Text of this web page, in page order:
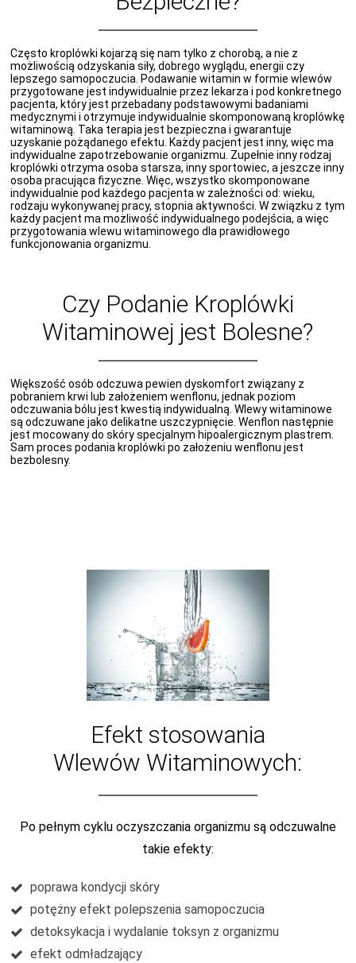
Często kroplówki kojarzą się nam tylko z chorobą, a nie z
możliwością odzyskania siły, dobrego wyglądu, energii czy
lepszego samopoczucia. Podawanie witamin w formie wlewów
przygotowane jest indywidualnie przez lekarza i pod konkretnego
pacjenta, który jest przebadany podstawowymi badaniami
medycznymi i otrzymuje indywidualnie skomponowaną kroplówkę
witaminową. Taka terapia jest bezpieczna i gwarantuje
uzyskanie pożądanego efektu. Każdy pacjent jest inny, więc ma
indywidualne zapotrzebowanie organizmu. Zupełnie inny rodzaj
kroplówki otrzyma osoba starsza, inny sportowiec, a jeszcze inny
osoba pracująca fizyczne. Więc, wszystko skomponowane
indywidualnie pod każdego pacjenta w zależności od: wieku,
rodzaju wykonywanej pracy, stopnia aktywności. W związku z tym
każdy pacjent ma możliwość indywidualnego podejścia, a więc
przygotowania wlewu witaminowego dla prawidłowego
funkcjonowania organizmu.
Czy Podanie Kroplówki
Witaminowej jest Bolesne?
Większość osób odczuwa pewien dyskomfort związany z
pobraniem krwi lub założeniem wenflonu, jednak poziom
odczuwania bólu jest kwestią indywidualną. Wlewy witaminowe
są odczuwane jako delikatne uszczypnięcie. Wenflon następnie
jest mocowany do skóry specjalnym hipoalergicznym plastrem.
Sam proces podania kroplówki po założeniu wenflonu jest
bezbolesny.
Efekt stosowania
Wlewów Witaminowych:
Po pełnym cyklu oczyszczania organizmu są odczuwalne
takie efekty:
poprawa kondycji skóry
potężny efekt polepszenia samopoczucia
detoksykacja i wydalanie toksyn z organizmu
efekt odmładzający